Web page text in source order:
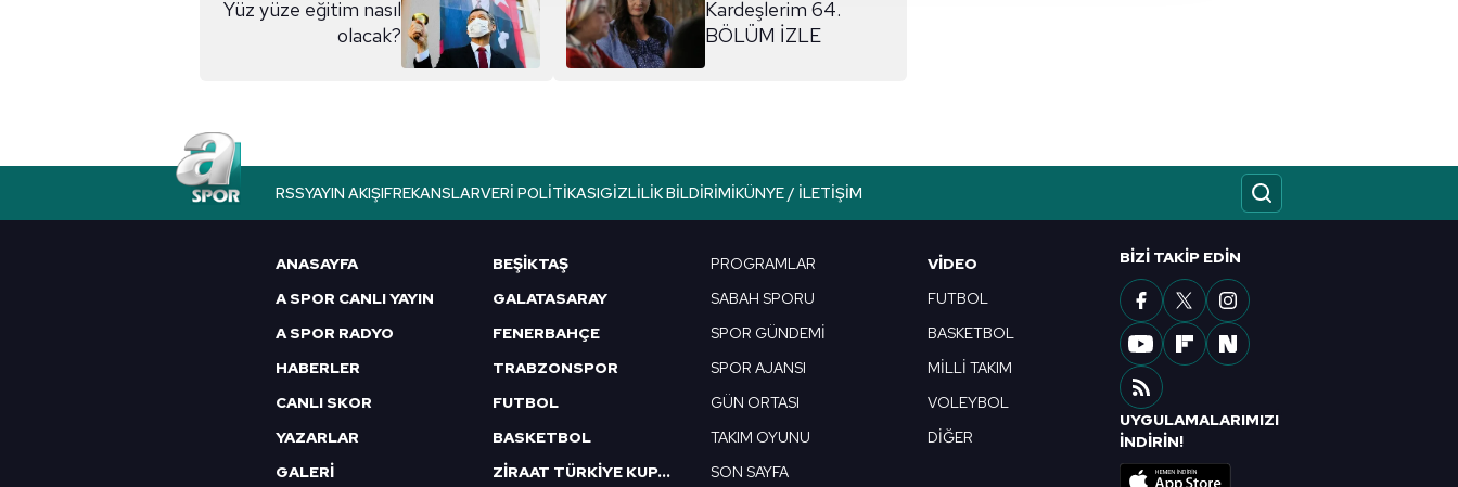
Çerezlere ilişkin tercihlerinizi aşağıda yer alan panel vasıtasıyla belirleyebilirsiniz. Çerezlere ilişkin detaylı bilgi için Ayarlar
Yüz yüze eğitim nasıl
olacak?
Kardeşlerim 64.
BÖLÜM İZLE
RSSYAYIN AKIŞIFREKANSLARVERI POLITIKASIGIZLILIK BILDIRIMIKÜNYE / İLETIŞIM
ANASAYFA
A SPOR CANLI YAYIN
A SPOR RADYO
HABERLER
CANLI SKOR
YAZARLAR
GALERİ
BEŞİKTAŞ
GALATASARAY
FENERBAHÇE
TRABZONSPOR
FUTBOL
BASKETBOL
ZİRAAT TÜRKİYE KUPASI
PROGRAMLAR
SABAH SPORU
SPOR GÜNDEMİ
SPOR AJANSI
GÜN ORTASI
TAKIM OYUNU
SON SAYFA
VIDEO
FUTBOL
BASKETBOL
MİLLİ TAKIM
VOLEYBOL
DİĞER
BIZI TAKIP EDIN
UYGULAMALARIMIZI
İNDİRİN!